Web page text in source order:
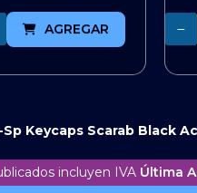
AGREGAR
Keycaps Scarab Black
incluyen IVA Última